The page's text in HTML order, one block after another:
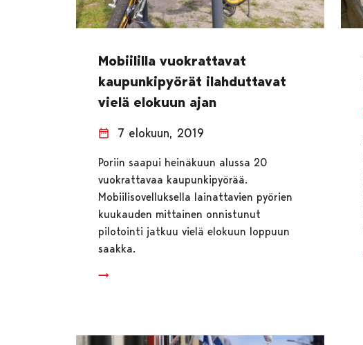
Mobiililla vuokrattavat
kaupunkipyörät ilahduttavat
vielä elokuun ajan
7 elokuun, 2019
Poriin saapui heinäkuun alussa 20
vuokrattavaa kaupunkipyörää.
Mobiilisovelluksella lainattavien pyörien
kuukauden mittainen onnistunut
pilotointi jatkuu vielä elokuun loppuun
saakka.